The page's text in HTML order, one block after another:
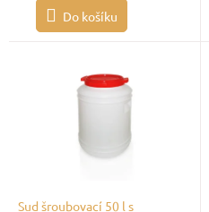
Do košíku
Sud šroubovací 50 l s